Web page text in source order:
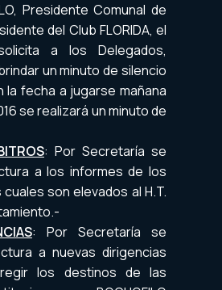
Presidente Comunal de
del Club FLORIDA, el
a los Delegados,
un minuto de silencio
la fecha a jugarse mañana
se realizará un minuto de
: Por Secretaría se
a los informes de los
son elevados al H.T.
: Por Secretaría se
a nuevas dirigencias
los destinos de las